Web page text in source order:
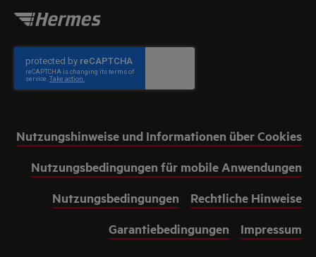
Nutzungshinweise und Informationen über Cookies
Nutzungsbedingungen für mobile Anwendungen
Rechtliche Hinweise
Nutzungsbedingungen
Impressum
Garantiebedingungen